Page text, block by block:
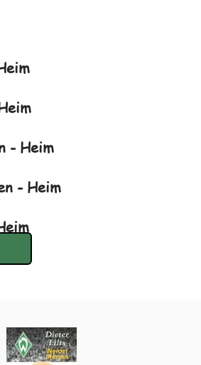
- Heim
- Heim